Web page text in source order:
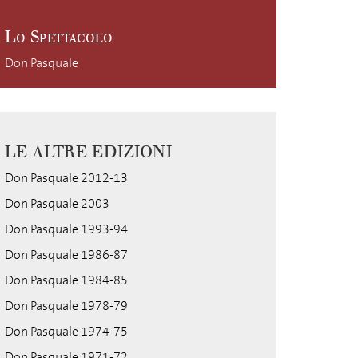
Lo Spettacolo
Don Pasquale
LE ALTRE EDIZIONI
Don Pasquale 2012-13
Don Pasquale 2003
Don Pasquale 1993-94
Don Pasquale 1986-87
Don Pasquale 1984-85
Don Pasquale 1978-79
Don Pasquale 1974-75